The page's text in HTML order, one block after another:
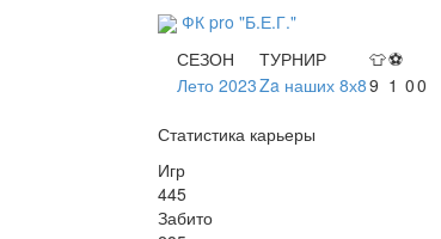
ФК pro "Б.Е.Г."
СЕЗОН
ТУРНИР 👕⚽
Лето 2023Za наших 8х89 1 00
Статистика карьеры
Игр
445
Забито